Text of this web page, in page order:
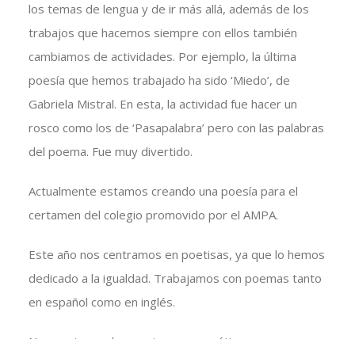
los temas de lengua y de ir más allá, además de los
trabajos que hacemos siempre con ellos también
cambiamos de actividades. Por ejemplo, la última
poesía que hemos trabajado ha sido ‘Miedo’, de
Gabriela Mistral. En esta, la actividad fue hacer un
rosco como los de ‘Pasapalabra’ pero con las palabras
del poema. Fue muy divertido.
Actualmente estamos creando una poesía para el
certamen del colegio promovido por el AMPA.
Este año nos centramos en poetisas, ya que lo hemos
dedicado a la igualdad. Trabajamos con poemas tanto
en español como en inglés.